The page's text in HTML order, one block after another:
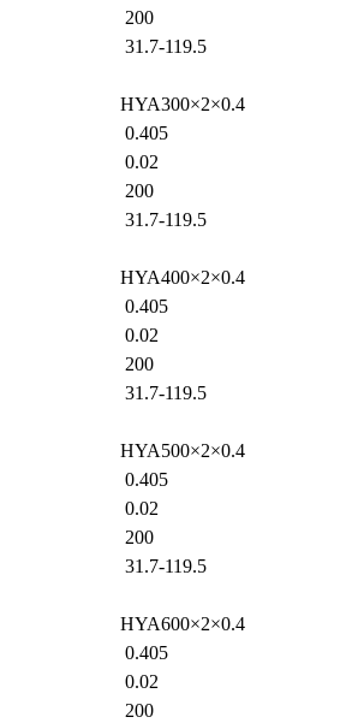
200
31.7-119.5
HYA300×2×0.4
0.405
0.02
200
31.7-119.5
HYA400×2×0.4
0.405
0.02
200
31.7-119.5
HYA500×2×0.4
0.405
0.02
200
31.7-119.5
HYA600×2×0.4
0.405
0.02
200